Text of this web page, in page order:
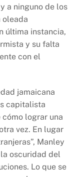
a ninguno de los
oleada
última instancia,
y su falta
con el
jamaicana
capitalista
lograr una
vez. En lugar
Manley
oscuridad del
Lo que se